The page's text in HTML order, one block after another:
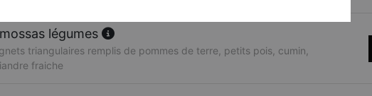
légumes
triangulaires remplis de pommes de terre, petits pois, cumin,
fraiche